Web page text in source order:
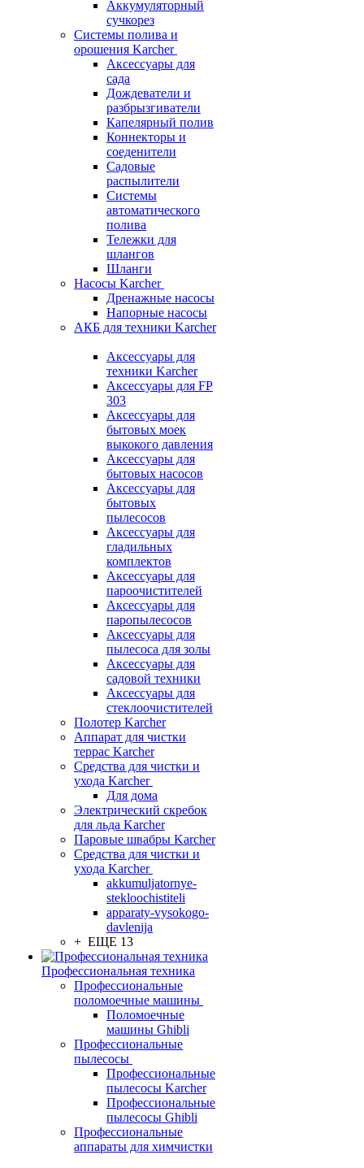
Аккумуляторный
сучкорез
Системы полива и
орошения Karcher
Аксессуары для
сада
Дождеватели и
разбрызгиватели
Капелярный полив
Коннекторы и
соеденители
Садовые
распылители
Системы
автоматического
полива
Тележки для
шлангов
Шланги
Насосы Karcher
Дренажные насосы
Напорные насосы
АКБ для техники Karcher
Аксессуары для
техники Karcher
Аксессуары для FP
303
Аксессуары для
бытовых моек
выкокого давления
Аксессуары для
бытовых насосов
Аксессуары для
бытовых
пылесосов
Аксессуары для
гладильных
комплектов
Аксессуары для
пароочистителей
Аксессуары для
паропылесосов
Аксессуары для
пылесоса для золы
Аксессуары для
садовой техники
Аксессуары для
стеклоочистителей
Полотер Karcher
Аппарат для чистки
террас Karcher
Средства для чистки и
ухода Karcher
Для дома
Электрический скребок
для льда Karcher
Паровые швабры Karcher
Средства для чистки и
ухода Karcher
akkumuljatornye-
stekloochistiteli
apparaty-vysokogo-
davlenija
+ ЕЩЕ 13
Профессиональная техника
Профессиональные
поломоечные машины
Поломоечные
машины Ghibli
Профессиональные
пылесосы
Профессиональные
пылесосы Karcher
Профессиональные
пылесосы Ghibli
Профессиональные
аппараты для химчистки